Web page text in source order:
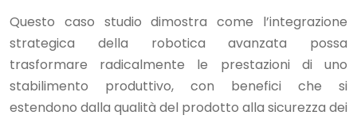
Questo caso studio dimostra come l’integrazione
strategica della robotica avanzata possa
trasformare radicalmente le prestazioni di uno
stabilimento produttivo, con benefici che si
estendono dalla qualità del prodotto alla sicurezza dei